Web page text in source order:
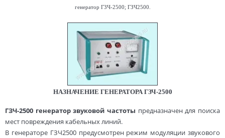
генератор ГЗЧ-2500; ГЗЧ2500.
НАЗНАЧЕНИЕ ГЕНЕРАТОРА ГЗЧ-2500
ГЗЧ-2500 генератор звуковой частоты предназначен для поиска
мест повреждения кабельных линий.
В генераторе ГЗЧ2500 предусмотрен режим модуляции звукового